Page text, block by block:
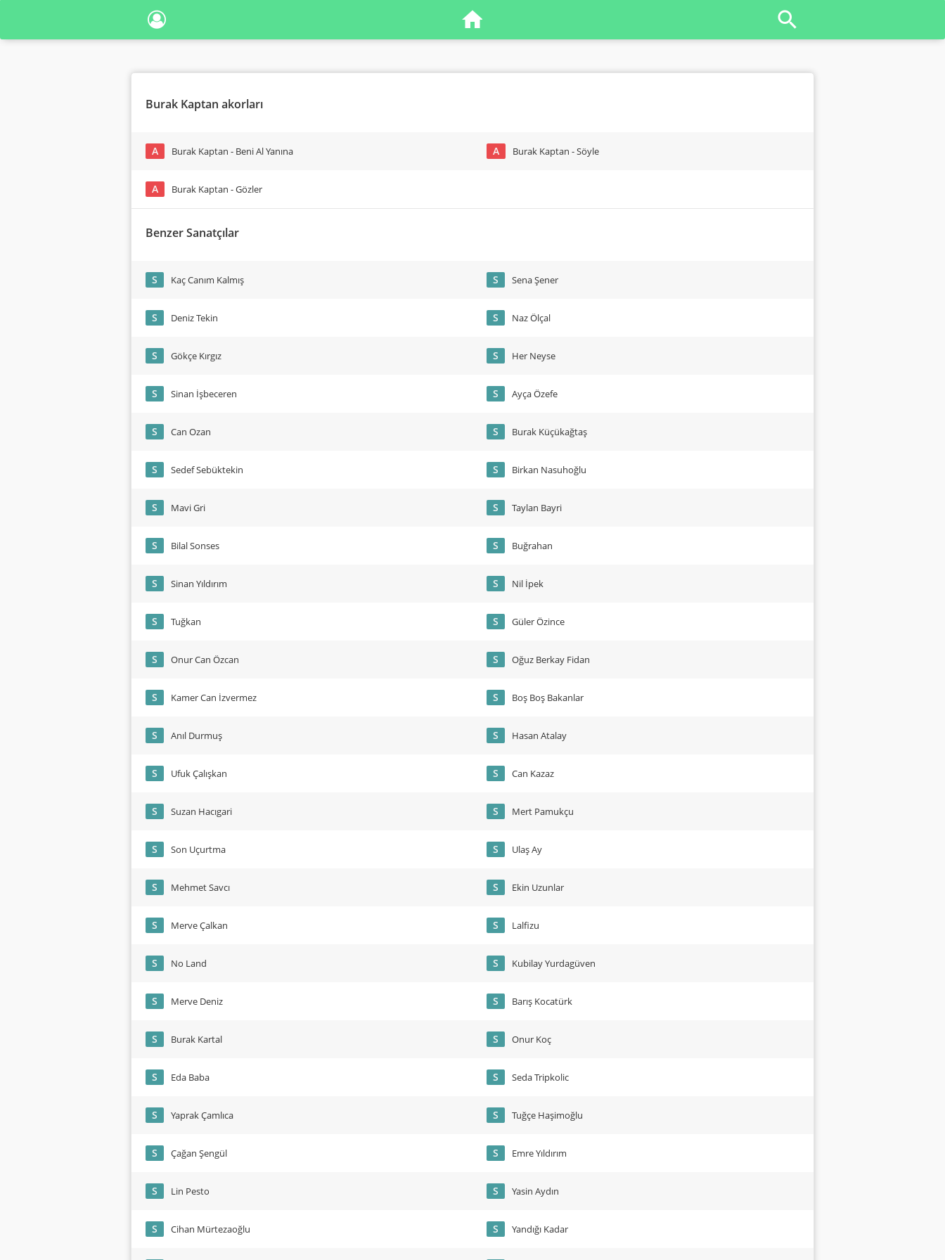
Burak Kaptan akorları
A Burak Kaptan - Beni Al Yanına
A Burak Kaptan - Gözler
A Burak Kaptan - Söyle
Benzer Sanatçılar
S Kaç Canım Kalmış
S Deniz Tekin
S Gökçe Kırgız
S Sinan İşbeceren
S Can Ozan
S Sedef Sebüktekin
S Mavi Gri
S Bilal Sonses
S Sinan Yıldırım
S Tuğkan
S Onur Can Özcan
S Kamer Can İzvermez
S Anıl Durmuş
S Ufuk Çalışkan
S Suzan Hacıgari
S Son Uçurtma
S Mehmet Savcı
S Merve Çalkan
S No Land
S Merve Deniz
S Burak Kartal
S Eda Baba
S Yaprak Çamlıca
S Çağan Şengül
S Lin Pesto
S Cihan Mürtezaoğlu
S Sena Şener
S Naz Ölçal
S Her Neyse
S Ayça Özefe
S Burak Küçükağtaş
S Birkan Nasuhoğlu
S Taylan Bayri
S Buğrahan
S Nil İpek
S Güler Özince
S Oğuz Berkay Fidan
S Boş Boş Bakanlar
S Hasan Atalay
S Can Kazaz
S Mert Pamukçu
S Ulaş Ay
S Ekin Uzunlar
S Lalfizu
S Kubilay Yurdagüven
S Barış Kocatürk
S Onur Koç
S Seda Tripkolic
S Tuğçe Haşimoğlu
S Emre Yıldırım
S Yasin Aydın
S Yandığı Kadar